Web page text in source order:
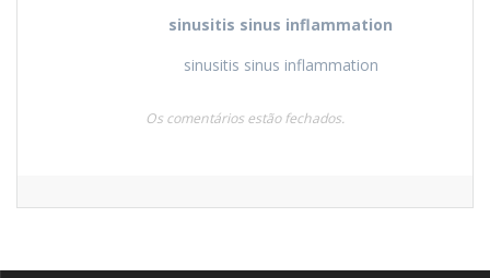
sinusitis sinus inflammation
sinusitis sinus inflammation
Os comentários estão fechados.